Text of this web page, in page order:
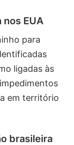
EUA
para
ligadas às
em território
brasileira